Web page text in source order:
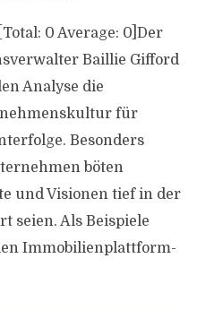
0 Average: 0]Der
Baillie Gifford
Analyse die
für
Besonders
böten
und Visionen tief in der
seien. Als Beispiele
Immobilienplattform-